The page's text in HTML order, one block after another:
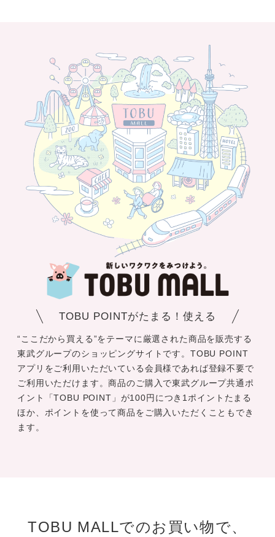
TOBU POINTがたまる！使える
“ここだから買える”をテーマに厳選された商品を販売する
東武グループのショッピングサイトです。TOBU POINT
アプリをご利用いただいている会員様であれば登録不要で
ご利用いただけます。商品のご購入で東武グループ共通ポ
イント「TOBU POINT」が100円につき1ポイントたまる
ほか、ポイントを使って商品をご購入いただくこともでき
ます。
TOBU MALLでのお買い物で、